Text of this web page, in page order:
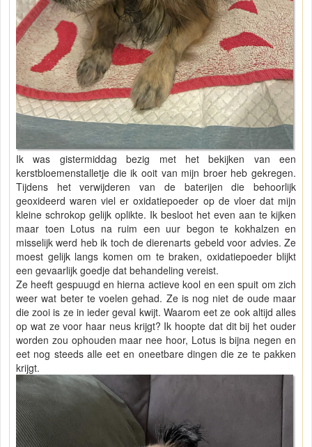
Ik was gistermiddag bezig met het bekijken van een
kerstbloemenstalletje die ik ooit van mijn broer heb gekregen.
Tijdens het verwijderen van de baterijen die behoorlijk
geoxideerd waren viel er oxidatiepoeder op de vloer dat mijn
kleine schrokop gelijk oplikte. Ik besloot het even aan te kijken
maar toen Lotus na ruim een uur begon te kokhalzen en
misselijk werd heb ik toch de dierenarts gebeld voor advies. Ze
moest gelijk langs komen om te braken, oxidatiepoeder blijkt
een gevaarlijk goedje dat behandeling vereist.
Ze heeft gespuugd en hierna actieve kool en een spuit om zich
weer wat beter te voelen gehad. Ze is nog niet de oude maar
die zooi is ze in ieder geval kwijt. Waarom eet ze ook altijd alles
op wat ze voor haar neus krijgt? Ik hoopte dat dit bij het ouder
worden zou ophouden maar nee hoor, Lotus is bijna negen en
eet nog steeds alle eet en oneetbare dingen die ze te pakken
krijgt.